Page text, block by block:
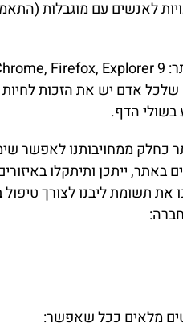
שלכל אדם יש את הזכות
בשולי הדף.
ממחויבותנו לאפשר
באתר, ייתכן ותיתקלו
את תשומת ליבנו לצורך
מלאים ככל שאפשר: